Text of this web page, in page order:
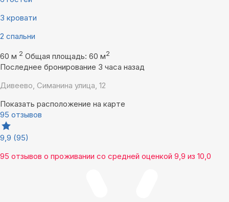
3 кровати
2 спальни
60 м 2 Общая площадь: 60 м2
Последнее бронирование 3 часа назад
Дивеево, Симанина улица, 12
Показать расположение на карте
95 отзывов
9,9 (95)
95 отзывов о проживании со средней оценкой 9,9 из 10,0